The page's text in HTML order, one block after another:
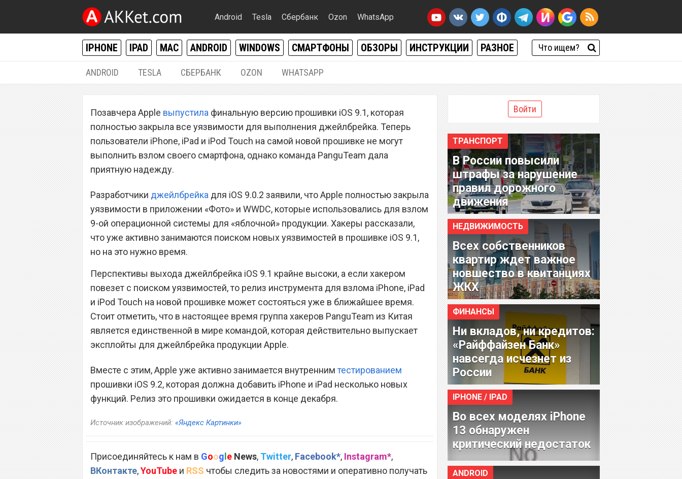
Android Tesla Сбербанк Ozon WhatsApp
IPHONE IPAD MAC ANDROID WINDOWS СМАРТФОНЫ ОБЗОРЫ ИНСТРУКЦИИ РАЗНОЕ
ANDROID TESLA СБЕРБАНК OZON WHATSAPP
Все подробности о джейлбрейке для
прошивки iOS 9.1
Позавчера Apple выпустила финальную версию прошивки iOS 9.1, которая
полностью закрыла все уязвимости для выполнения джейлбрейка. Теперь
пользователи iPhone, iPad и iPod Touch на самой новой прошивке не могут
выполнить взлом своего смартфона, однако команда PanguTeam дала
приятную надежду.
Разработчики джейлбрейка для iOS 9.0.2 заявили, что Apple полностью закрыла
уязвимости в приложении «Фото» и WWDC, которые использовались для взлом
9-ой операционной системы для «яблочной» продукции. Хакеры рассказали,
что уже активно занимаются поиском новых уязвимостей в прошивке iOS 9.1,
но на это нужно время.
Перспективы выхода джейлбрейка iOS 9.1 крайне высоки, а если хакером
повезет с поиском уязвимостей, то релиз инструмента для взлома iPhone, iPad
и iPod Touch на новой прошивке может состояться уже в ближайшее время.
Стоит отметить, что в настоящее время группа хакеров PanguTeam из Китая
является единственной в мире командой, которая действительно выпускает
эксплойты для джейлбрейка продукции Apple.
Вместе с этим, Apple уже активно занимается внутреннимтестированием
прошивки iOS 9.2, которая должна добавить iPhone и iPad несколько новых
функций. Релиз это прошивки ожидается в конце декабря.
Источник изображений: «Яндекс Картинки»
Присоединяйтесь к нам в Goog e News, Twitter, Facebook*, Instagram*,
ВКонтакте,YouTube и RSS чтобы следить за новостями и оперативно получать
Войти
ТРАНСПОРТ
В России повысили
штрафы за нарушение
правил дорожного
движения
НЕДВИЖИМОСТЬ
Всех собственников
квартир ждет важное
новшество в квитанциях
ЖКХ
ФИНАНСЫ
Ни вкладов, ни кредитов:
«Райффайзен Банк»
навсегда исчезнет из
России
IPHONE / IPAD
Во всех моделях iPhone
13 обнаружен
критический недостаток
ANDROID